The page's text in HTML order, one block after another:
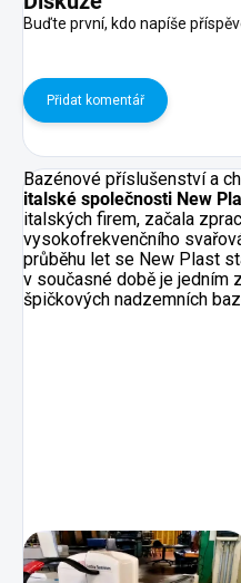
Buďte první, kdo napíše
Přidat komentář
Bazénové příslušenství a
italské společnosti New
italských firem, začala
vysokofrekvenčního
průběhu let se New Plast
v současné době je jedním
špičkových nadzemních